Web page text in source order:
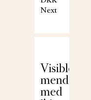
Next
Visible
mending
med